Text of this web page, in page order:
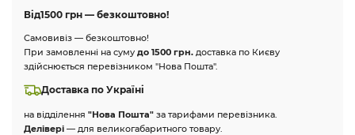
Від1500 грн — безкоштовно!
Самовивіз — безкоштовно!
При замовленні на суму до 1500 грн. доставка по Києву
здійснюється перевізником "Нова Пошта".
Доставка по Україні
на відділення "Нова Пошта" за тарифами перевізника.
Делівері — для великогабаритного товару.